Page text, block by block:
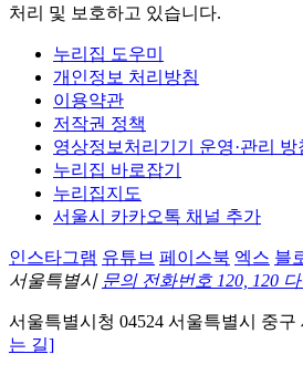
처리 및 보호하고 있습니다.
누리집 도우미
개인정보 처리방침
이용약관
저작권 정책
영상정보처리기기 운영·관리 방
누리집 바로잡기
누리집지도
서울시 카카오톡 채널 추가
인스타그램 유튜브 페이스북 엑스 블
서울특별시 문의 전화번호 120, 120
서울특별시청 04524 서울특별시 중구
는 길]